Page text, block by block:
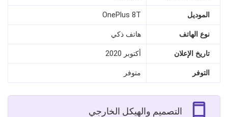
الموديل OnePlus 8T
نوع الهاتف هاتف ذكي
تاريخ الإعلان أكتوبر 2020
التوفر متوفر
التصميم والهيكل الخارجي